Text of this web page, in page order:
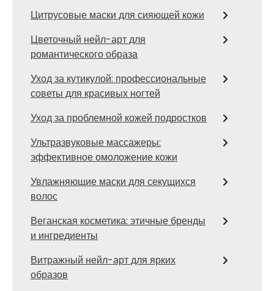
Цитрусовые маски для сияющей кожи
Цветочный нейл-арт для
романтического образа
Уход за кутикулой: профессиональные
советы для красивых ногтей
Уход за проблемной кожей подростков
Ультразвуковые массажеры:
эффективное омоложение кожи
Увлажняющие маски для секущихся
волос
Веганская косметика: этичные бренды
и ингредиенты
Витражный нейл-арт для ярких
образов